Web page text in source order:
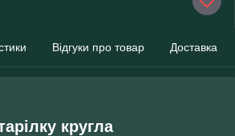
Відгуки про товар Доставка
кругла